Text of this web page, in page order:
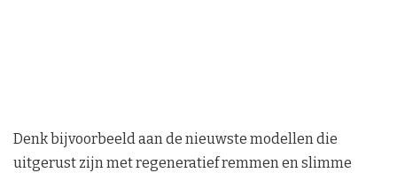
Denk bijvoorbeeld aan de nieuwste modellen die
uitgerust zijn met regeneratief remmen en slimme